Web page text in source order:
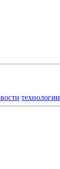
технологии